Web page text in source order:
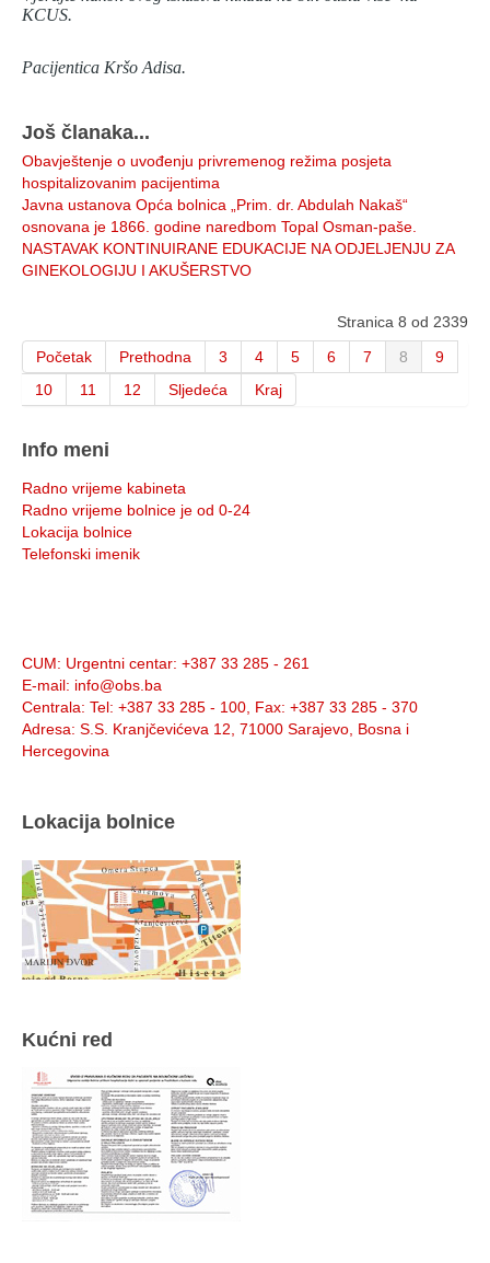
KCUS.
Pacijentica Kršo Adisa.
Još članaka...
Obavještenje o uvođenju privremenog režima posjeta
hospitalizovanim pacijentima
Javna ustanova Opća bolnica „Prim. dr. Abdulah Nakaš“
osnovana je 1866. godine naredbom Topal Osman-paše.
NASTAVAK KONTINUIRANE EDUKACIJE NA ODJELJENJU ZA
GINEKOLOGIJU I AKUŠERSTVO
Stranica 8 od 2339
Početak
Prethodna 3 4 5 6 7 8
9
10
11 12 Sljedeća Kraj
Info meni
Radno vrijeme kabineta
Radno vrijeme bolnice je od 0-24
Lokacija bolnice
Telefonski imenik
CUM: Urgentni centar: +387 33 285 - 261
E-mail: info@obs.ba
Centrala: Tel: +387 33 285 - 100, Fax: +387 33 285 - 370
Adresa: S.S. Kranjčevićeva 12, 71000 Sarajevo, Bosna i
Hercegovina
Lokacija bolnice
Kućni red